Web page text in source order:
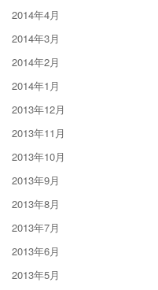
2014年4月
2014年3月
2014年2月
2014年1月
2013年12月
2013年11月
2013年10月
2013年9月
2013年8月
2013年7月
2013年6月
2013年5月